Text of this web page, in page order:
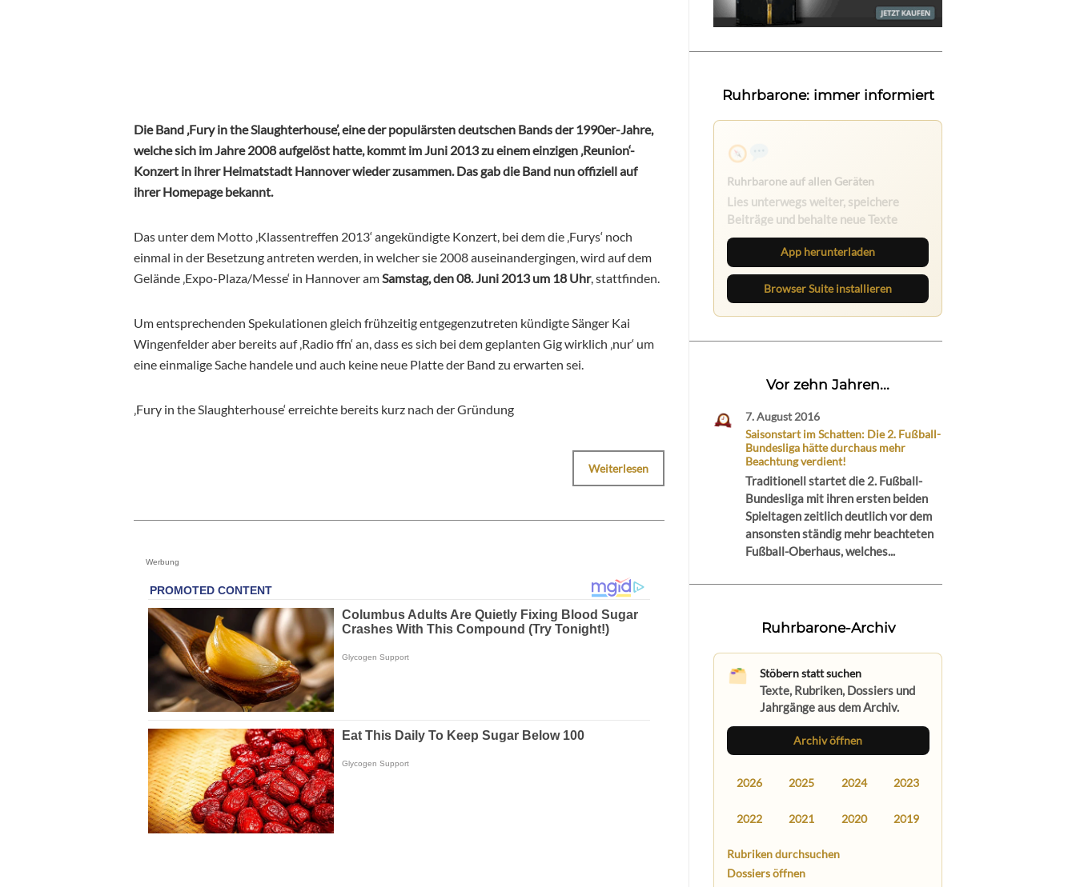
Die Band ‚Fury in the Slaughterhouse’, eine der populärsten deutschen Bands der 1990er-Jahre,
welche sich im Jahre 2008 aufgelöst hatte, kommt im Juni 2013 zu einem einzigen ‚Reunion‘-
Konzert in ihrer Heimatstadt Hannover wieder zusammen. Das gab die Band nun offiziell auf
ihrer Homepage bekannt.
Das unter dem Motto ‚Klassentreffen 2013‘ angekündigte Konzert, bei dem die ‚Furys‘ noch
einmal in der Besetzung antreten werden, in welcher sie 2008 auseinandergingen, wird auf dem
Gelände ‚Expo-Plaza/Messe‘ in Hannover am Samstag, den 08. Juni 2013 um 18 Uhr, stattfinden.
Um entsprechenden Spekulationen gleich frühzeitig entgegenzutreten kündigte Sänger Kai
Wingenfelder aber bereits auf ‚Radio ffn‘ an, dass es sich bei dem geplanten Gig wirklich ‚nur‘ um
eine einmalige Sache handele und auch keine neue Platte der Band zu erwarten sei.
‚Fury in the Slaughterhouse‘ erreichte bereits kurz nach der Gründung
Weiterlesen
Werbung
Ruhrbarone: immer informiert
Ruhrbarone auf allen Geräten
Lies unterwegs weiter, speichere
Beiträge und behalte neue Texte
direkt im Browser im Blick.
App herunterladen
Browser Suite installieren
Vor zehn Jahren...
7. August 2016
Saisonstart im Schatten: Die 2. Fußball-
Bundesliga hätte durchaus mehr
Beachtung verdient!
Traditionell startet die 2. Fußball-
Bundesliga mit ihren ersten beiden
Spieltagen zeitlich deutlich vor dem
ansonsten ständig mehr beachteten
Fußball-Oberhaus, welches...
Ruhrbarone-Archiv
Stöbern statt suchen
Texte, Rubriken, Dossiers und
Jahrgänge aus dem Archiv.
Archiv öffnen
2026 2025 2024 2023
2022 2021 2020 2019
Rubriken durchsuchen
Dossiers öffnen